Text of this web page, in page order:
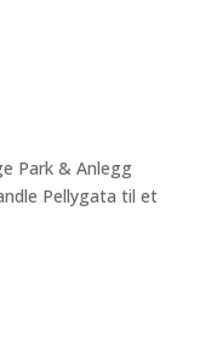
Park & Anlegg
Pellygata til et